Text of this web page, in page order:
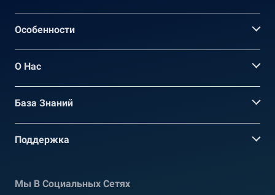
Oсобенности
О Нас
База Знаний
Поддержка
Мы В Социальных Сетях